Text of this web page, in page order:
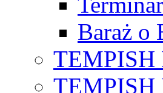
Baraż o
TEMPISH
TEMPISH